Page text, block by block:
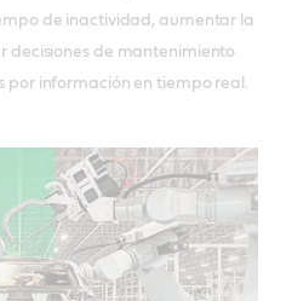
de inactividad, aumentar la
de mantenimiento
por información en tiempo real.